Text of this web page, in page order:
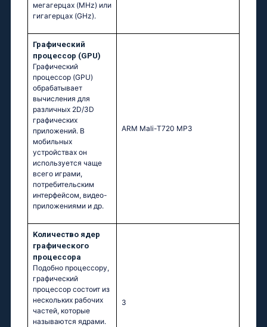
мегагерцах (MHz) или
гигагерцах (GHz).
Графический
процессор (GPU)
Графический
процессор (GPU)
обрабатывает
вычисления для
различных 2D/3D
графических
приложений. В
мобильных
устройствах он
используется чаще
всего играми,
потребительским
интерфейсом, видео-
приложениями и др.
ARM Mali-T720 MP3
Kоличество ядер
графического
процессора
Подобно процессору,
графический
процессор состоит из
нескольких рабочих
частей, которые
называются ядрами.
3